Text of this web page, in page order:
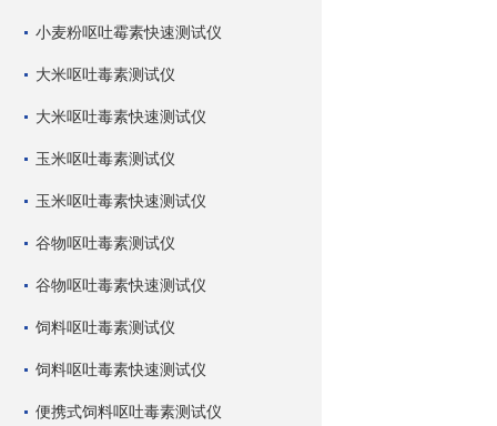
小麦粉呕吐霉素快速测试仪
大米呕吐毒素测试仪
大米呕吐毒素快速测试仪
玉米呕吐毒素测试仪
玉米呕吐毒素快速测试仪
谷物呕吐毒素测试仪
谷物呕吐毒素快速测试仪
饲料呕吐毒素测试仪
饲料呕吐毒素快速测试仪
便携式饲料呕吐毒素测试仪